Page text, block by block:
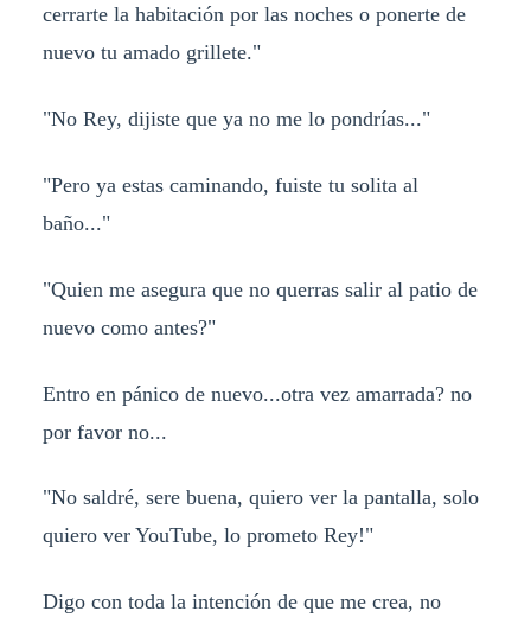
cerrarte la habitación por las noches o ponerte de
nuevo tu amado grillete."
"No Rey, dijiste que ya no me lo pondrías..."
"Pero ya estas caminando, fuiste tu solita al
baño..."
"Quien me asegura que no querras salir al patio de
nuevo como antes?"
Entro en pánico de nuevo...otra vez amarrada? no
por favor no...
"No saldré, sere buena, quiero ver la pantalla, solo
quiero ver YouTube, lo prometo Rey!"
Digo con toda la intención de que me crea, no